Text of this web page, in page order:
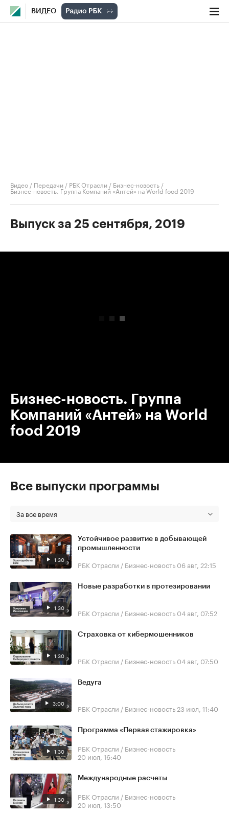
ВИДЕО
Видео / Передачи / РБК Отрасли / Бизнес-новость /
Бизнес-новость. Группа Компаний «Антей» на World food 2019
Выпуск за 25 сентября, 2019
Бизнес-новость. Группа
Компаний «Антей» на World
food 2019
Все выпуски программы
За все время
1:30
Устойчивое развитие в добывающей
промышленности
РБК Отрасли / Бизнес-новость 06 авг, 22:15
1:30
Новые разработки в протезировании
РБК Отрасли / Бизнес-новость 04 авг, 07:52
1:30
Страховка от кибермошенников
РБК Отрасли / Бизнес-новость 04 авг, 07:50
3:00
Ведуга
РБК Отрасли / Бизнес-новость 23 июл, 11:40
1:30
Программа «Первая стажировка»
РБК Отрасли / Бизнес-новость
20 июл, 16:40
1:30
Международные расчеты
РБК Отрасли / Бизнес-новость
20 июл, 13:50